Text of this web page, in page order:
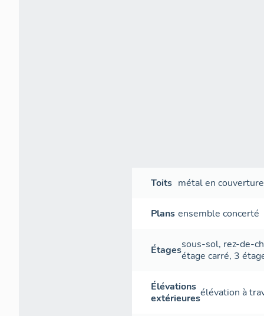
Toits métal en couverture
Plans ensemble concerté
Étagessous-sol, rez-de-
étage carré, 3
Élévations
extérieuresélévation à